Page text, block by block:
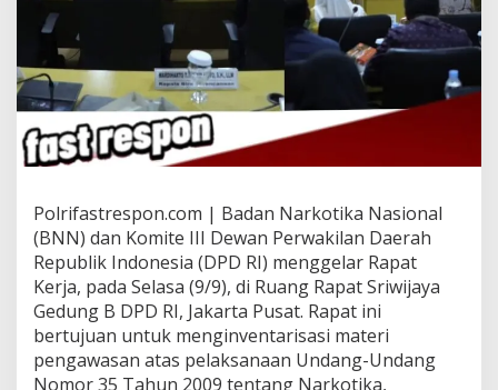
Polrifastrespon.com | Badan Narkotika Nasional
(BNN) dan Komite III Dewan Perwakilan Daerah
Republik Indonesia (DPD RI) menggelar Rapat
Kerja, pada Selasa (9/9), di Ruang Rapat Sriwijaya
Gedung B DPD RI, Jakarta Pusat. Rapat ini
bertujuan untuk menginventarisasi materi
pengawasan atas pelaksanaan Undang-Undang
Nomor 35 Tahun 2009 tentang Narkotika,